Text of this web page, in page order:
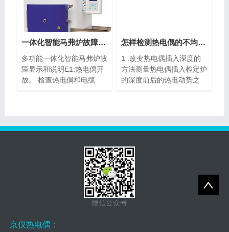
一体化智能马弗炉故障显示与说明、分析
多功能一体化智能马弗炉故
障显示和说明E1:热电偶开
放。 检查热电偶和电缆
怎样检测热电偶的不均匀性？
1 .改变热电偶插入深度的
方法测量热电偶插入检定炉
的深度前后的热电动势之
微信公众号
京仪热电偶：